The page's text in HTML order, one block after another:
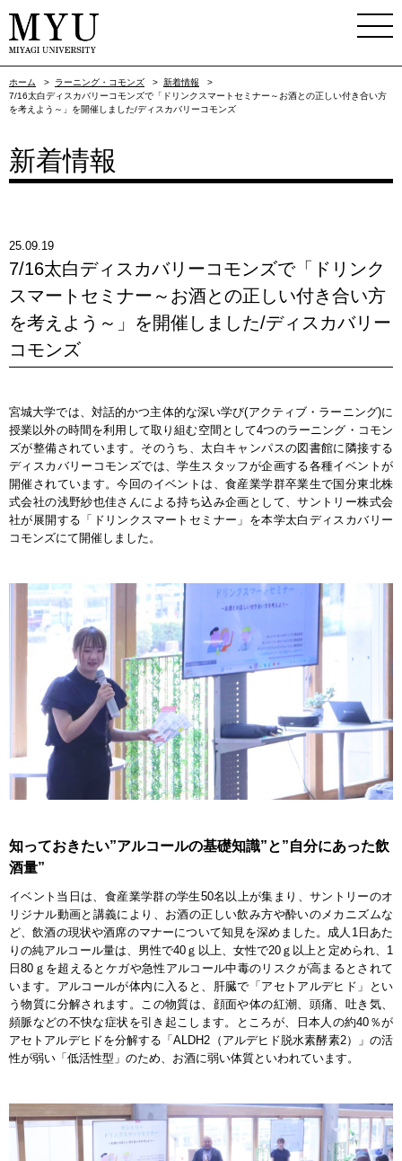
ホーム > ラーニング・コモンズ > 新着情報
>
7/16太白ディスカバリーコモンズで「ドリンクスマートセミナー～お酒との正しい付き合い方
を考えよう～」を開催しました/ディスカバリーコモンズ
新着情報
25.09.19
7/16太白ディスカバリーコモンズで「ドリンク
スマートセミナー～お酒との正しい付き合い方
を考えよう～」を開催しました/ディスカバリー
コモンズ
宮城大学では、対話的かつ主体的な深い学び(アクティブ・ラーニング)に
授業以外の時間を利用して取り組む空間として4つのラーニング・コモン
ズが整備されています。そのうち、太白キャンパスの図書館に隣接する
ディスカバリーコモンズでは、学生スタッフが企画する各種イベントが
開催されています。今回のイベントは、食産業学群卒業生で国分東北株
式会社の浅野紗也佳さんによる持ち込み企画として、サントリー株式会
社が展開する「ドリンクスマートセミナー」を本学太白ディスカバリー
コモンズにて開催しました。
知っておきたい”アルコールの基礎知識”と”自分にあった飲
酒量”
イベント当日は、食産業学群の学生50名以上が集まり、サントリーのオ
リジナル動画と講義により、お酒の正しい飲み方や酔いのメカニズムな
ど、飲酒の現状や酒席のマナーについて知見を深めました。成人1日あた
りの純アルコール量は、男性で40ｇ以上、女性で20ｇ以上と定められ、1
日80ｇを超えるとケガや急性アルコール中毒のリスクが高まるとされて
います。アルコールが体内に入ると、肝臓で「アセトアルデヒド」とい
う物質に分解されます。この物質は、顔面や体の紅潮、頭痛、吐き気、
頻脈などの不快な症状を引き起こします。ところが、日本人の約40％が
アセトアルデヒドを分解する「ALDH2（アルデヒド脱水素酵素2）」の活
性が弱い「低活性型」のため、お酒に弱い体質といわれています。